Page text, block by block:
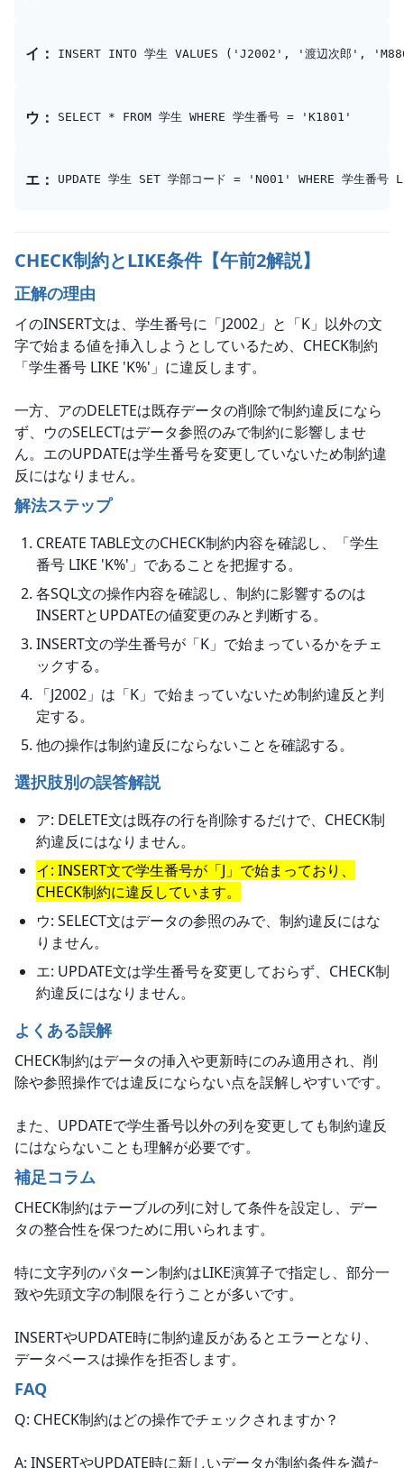
イ ：
ウ ：
エ ：
CHECK制約とLIKE条件【午前2解説】
正解の理由
イのINSERT文は、学生番号に「J2002」と「K」以外の文
字で始まる値を挿入しようとしているため、CHECK制約
「学生番号 LIKE 'K%'」に違反します。
一方、アのDELETEは既存データの削除で制約違反になら
ず、ウのSELECTはデータ参照のみで制約に影響しませ
ん。エのUPDATEは学生番号を変更していないため制約違
反にはなりません。
解法ステップ
CREATE TABLE文のCHECK制約内容を確認し、「学生
番号 LIKE 'K%'」であることを把握する。
各SQL文の操作内容を確認し、制約に影響するのは
INSERTとUPDATEの値変更のみと判断する。
INSERT文の学生番号が「K」で始まっているかをチェ
ックする。
「J2002」は「K」で始まっていないため制約違反と判
定する。
他の操作は制約違反にならないことを確認する。
選択肢別の誤答解説
ア: DELETE文は既存の行を削除するだけで、CHECK制
約違反にはなりません。
イ: INSERT文で学生番号が「J」で始まっており、
CHECK制約に違反しています。
ウ: SELECT文はデータの参照のみで、制約違反にはな
りません。
エ: UPDATE文は学生番号を変更しておらず、CHECK制
約違反にはなりません。
よくある誤解
CHECK制約はデータの挿入や更新時にのみ適用され、削
除や参照操作では違反にならない点を誤解しやすいです。
また、UPDATEで学生番号以外の列を変更しても制約違反
にはならないことも理解が必要です。
補足コラム
CHECK制約はテーブルの列に対して条件を設定し、デー
タの整合性を保つために用いられます。
特に文字列のパターン制約はLIKE演算子で指定し、部分一
致や先頭文字の制限を行うことが多いです。
INSERTやUPDATE時に制約違反があるとエラーとなり、
データベースは操作を拒否します。
FAQ
Q: CHECK制約はどの操作でチェックされますか？
A: INSERTやUPDATE時に新しいデータが制約条件を満た